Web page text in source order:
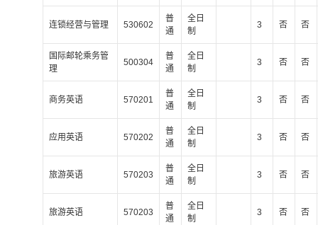
连锁经营与管理 530602
普
通
全日
制
3 否 否
国际邮轮乘务管
理
500304
普
通
全日
制
3 否 否
商务英语 570201
普
通
全日
制
3 否 否
应用英语 570202
普
通
全日
制
3 否 否
旅游英语 570203
普
通
全日
制
3 否 否
旅游英语 570203
普
通
全日
制
3 否 否